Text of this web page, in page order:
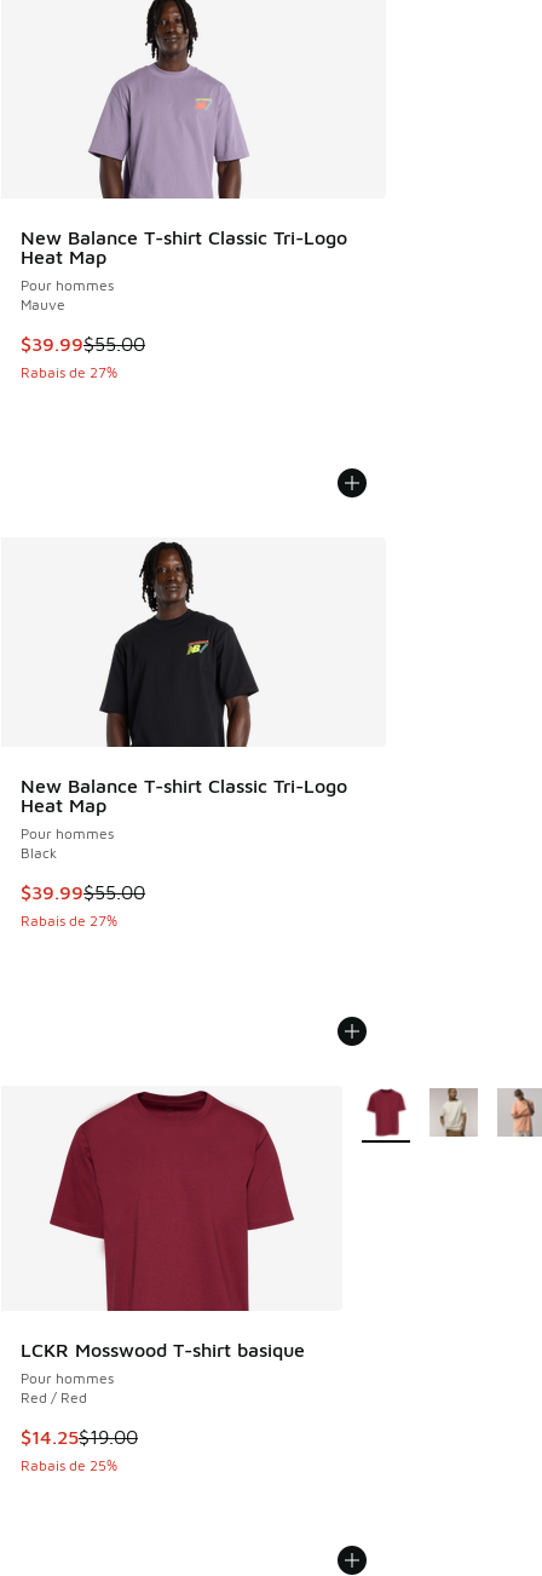
New Balance T-shirt Classic Tri-Logo
Heat Map
Pour hommes
Mauve
Cet article est en solde. Le prix est passé de $55.00 à
$39.99$55.00
Rabais de 27%
New Balance T-shirt Classic Tri-Logo
Heat Map
Pour hommes
Black
Cet article est en solde. Le prix est passé de $55.00 à
$39.99$55.00
Rabais de 27%
LCKR Mosswood T-shirt basique
Pour hommes
Red / Red
Cet article est en solde. Le prix est passé de $19.00 à
$14.25$19.00
Rabais de 25%
Plus de couleurs